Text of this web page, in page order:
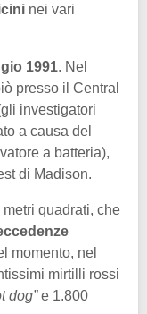
nei vari
1991. Nel
presso il Central
investigatori
a causa del
a batteria),
di Madison.
quadrati, che
momento, nel
mirtilli rossi
dog”e 1.800